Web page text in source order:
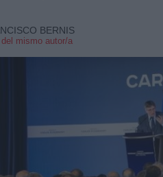
BERNIS
mismo autor/a